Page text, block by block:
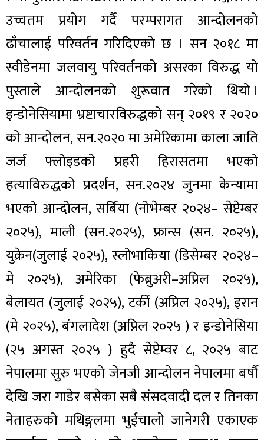
उच्चतम प्रयोग गर्दै परम्परागत आन्दोलनको
ढाँचालाई परिवर्तन गरिदिएको छ । सन २०१८ मा
स्वीडेनमा जलवायु परिवर्तनको असरका विरुद्ध यो
पुस्ताले आन्दोलनको शुरूवात गरेको थियो ।
इन्डोनेसियामा भ्रष्टाचारविरुद्धको सन् २०१९ र २०२०
को आन्दोलन, सन.२०२० मा अमेरिकामा काला जाति
जर्ज फ्लोइडको प्रहरी हिरासतमा भएको
हत्याविरुद्धको प्रदर्शन, सन.२०२४ जुनमा केन्यामा
भएको आन्दोलन, सर्बिया (नोभेम्बर २०२४– सेप्टेम्बर
२०२५), माली (सन.२०२५), फ्रान्स (सन. २०२५),
युक्रेन(जुलाई २०२५), स्लोभाकिया (डिसेम्बर २०२४–
मे २०२५), अमेरिका (फेब्रुअरी–अप्रिल २०२५),
बेलायत (जुलाई २०२५), टर्की (अप्रिल २०२५), इरान
(मे २०२५), बंगलादेश (अप्रिल २०२५ ) र इन्डोनेसिया
(२५ अगस्त २०२५ ) हुदै सेप्टेम्वर ८, २०२५ बाट
नेपालमा सुरु भएको जेनजी आन्दोलन नेपालमा बर्षौ
देखि जरा गाडेर बसेका सबै संसदवादी दल र तिनका
नेताहरुको मथिङ्गलमा भुईचालो जानेगरी एकाएक